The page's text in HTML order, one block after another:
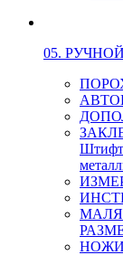
05.
НОЖИ